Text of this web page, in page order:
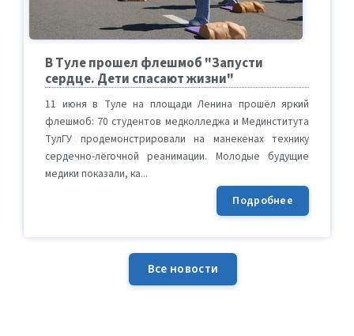
В Туле прошел флешмоб "Запусти
сердце. Дети спасают жизни"
11 июня в Туле на площади Ленина прошёл яркий
флешмоб: 70 студентов медколледжа и Мединститута
ТулГУ продемонстрировали на манекенах технику
сердечно-лёгочной реанимации. Молодые будущие
медики показали, ка...
Подробнее
Все новости